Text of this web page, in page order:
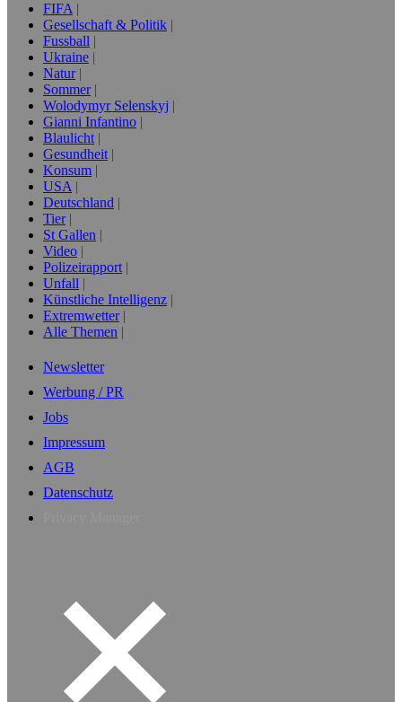
FIFA
Gesellschaft & Politik
Fussball
Ukraine
Natur
Sommer
Wolodymyr Selenskyj
Gianni Infantino
Blaulicht
Gesundheit
Konsum
USA
Deutschland
Tier
St Gallen
Video
Polizeirapport
Unfall
Künstliche Intelligenz
Extremwetter
Alle Themen
Newsletter
Werbung / PR
Jobs
Impressum
AGB
Datenschutz